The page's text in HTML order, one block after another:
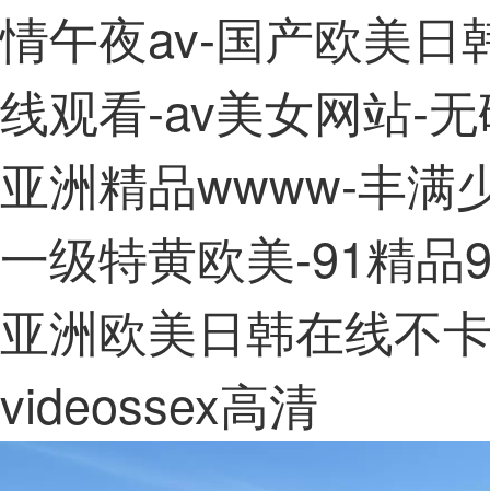
情午夜av-国产欧美日
线观看-av美女网站-
亚洲精品wwww-丰满
一级特黄欧美-91精
亚洲欧美日韩在线不
videossex高清